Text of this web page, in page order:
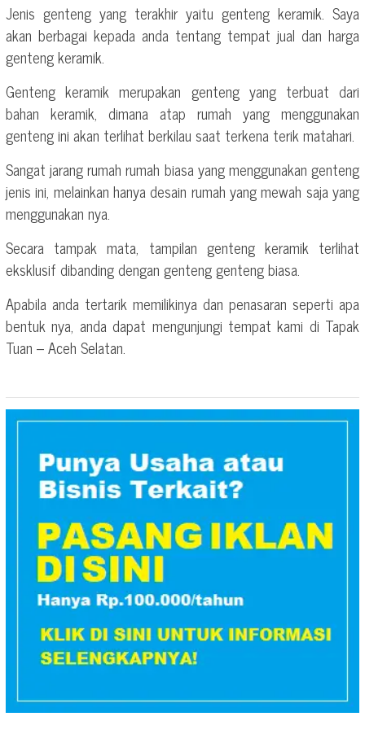
Jenis genteng yang terakhir yaitu genteng keramik. Saya
akan berbagai kepada anda tentang tempat jual dan harga
genteng keramik.
Genteng keramik merupakan genteng yang terbuat dari
bahan keramik, dimana atap rumah yang menggunakan
genteng ini akan terlihat berkilau saat terkena terik matahari.
Sangat jarang rumah rumah biasa yang menggunakan genteng
jenis ini, melainkan hanya desain rumah yang mewah saja yang
menggunakan nya.
Secara tampak mata, tampilan genteng keramik terlihat
eksklusif dibanding dengan genteng genteng biasa.
Apabila anda tertarik memilikinya dan penasaran seperti apa
bentuk nya, anda dapat mengunjungi tempat kami di Tapak
Tuan – Aceh Selatan.